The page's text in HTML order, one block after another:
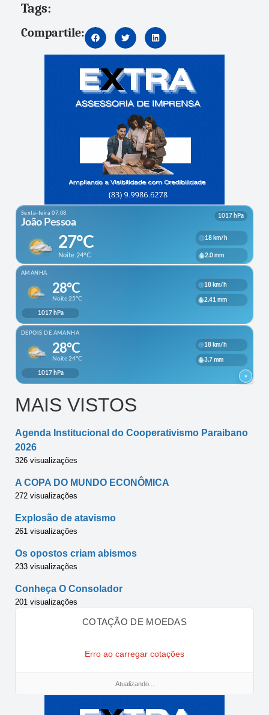
Tags:
Compartile:
MAIS VISTOS
Agenda Institucional do Cooperativismo Paraibano
2026
326 visualizações
A COPA DO MUNDO ECONÔMICA
272 visualizações
Explosão de atavismo
261 visualizações
Os opostos criam abismos
233 visualizações
Conheça O Consolador
201 visualizações
COTAÇÃO DE MOEDAS
Erro ao carregar cotações
Atualizando...